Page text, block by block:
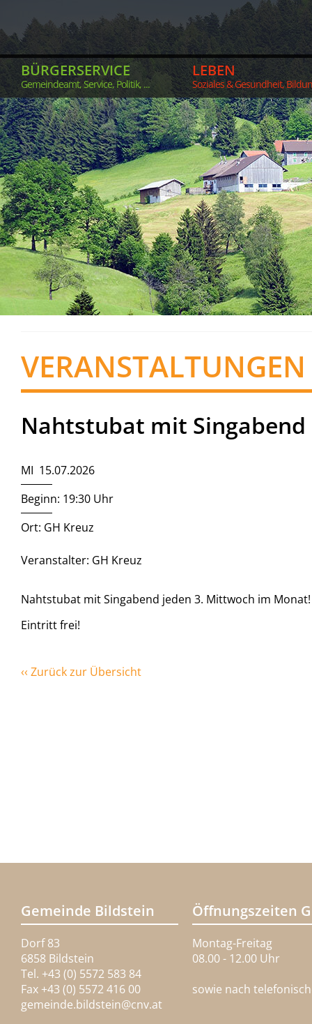
BÜRGERSERVICE
Gemeindeamt, Service, Politik, ...
LEBEN
Soziales & Gesundheit,
VERANSTALTUNGEN
Nahtstubat mit Singabend
MI 15.07.2026
Beginn: 19:30 Uhr
Ort: GH Kreuz
Veranstalter: GH Kreuz
Nahtstubat mit Singabend jeden 3. Mittwoch im Monat!
Eintritt frei!
‹‹ Zurück zur Übersicht
Gemeinde Bildstein
Dorf 83
6858 Bildstein
Tel. +43 (0) 5572 583 84
Fax +43 (0) 5572 416 00
gemeinde.bildstein@cnv.at
Öffnungszeiten
Montag-Freitag
08.00 - 12.00 Uhr
sowie nach